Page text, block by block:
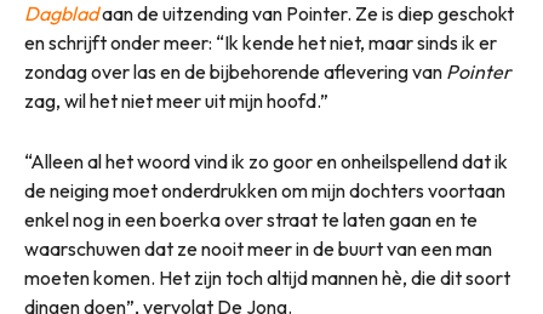
Dagbladaan de uitzending van Pointer. Ze is diep geschokt
en schrijft onder meer: “Ik kende het niet, maar sinds ik er
zondag over las en de bijbehorende aflevering van Pointer
zag, wil het niet meer uit mijn hoofd.”
“Alleen al het woord vind ik zo goor en onheilspellend dat ik
de neiging moet onderdrukken om mijn dochters voortaan
enkel nog in een boerka over straat te laten gaan en te
waarschuwen dat ze nooit meer in de buurt van een man
moeten komen. Het zijn toch altijd mannen hè, die dit soort
dingen doen”, vervolgt De Jong.